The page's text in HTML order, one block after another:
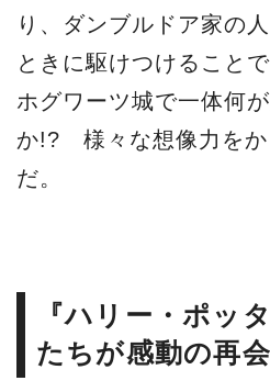
り、ダンブルドア家の
ときに駆けつけること
ホグワーツ城で一体何
か!? 様々な想像力をか
だ。
『ハリー・ポッ
たちが感動の再会